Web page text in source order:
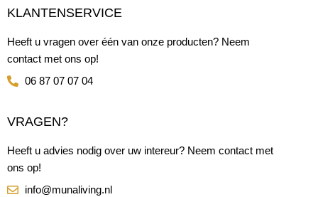
KLANTENSERVICE
Heeft u vragen over één van onze producten? Neem
contact met ons op!
06 87 07 07 04
VRAGEN?
Heeft u advies nodig over uw intereur? Neem contact met
ons op!
info@munaliving.nl